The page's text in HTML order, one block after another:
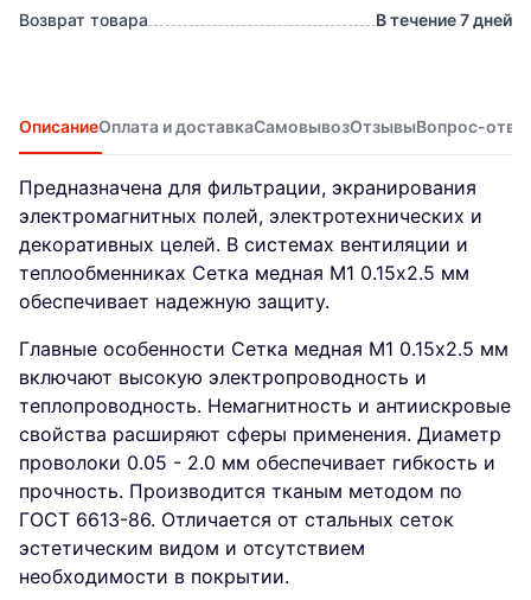
Возврат товара
В течение 7 дней
ОписаниеОплата и доставкаСамовывозОтзывыВопрос-
Предназначена для фильтрации, экранирования
электромагнитных полей, электротехнических и
декоративных целей. В системах вентиляции и
теплообменниках Сетка медная М1 0.15х2.5 мм
обеспечивает надежную защиту.
Главные особенности Сетка медная М1 0.15х2.5 мм
включают высокую электропроводность и
теплопроводность. Немагнитность и антиискровые
свойства расширяют сферы применения. Диаметр
проволоки 0.05 - 2.0 мм обеспечивает гибкость и
прочность. Производится тканым методом по
ГОСТ 6613-86. Отличается от стальных сеток
эстетическим видом и отсутствием
необходимости в покрытии.